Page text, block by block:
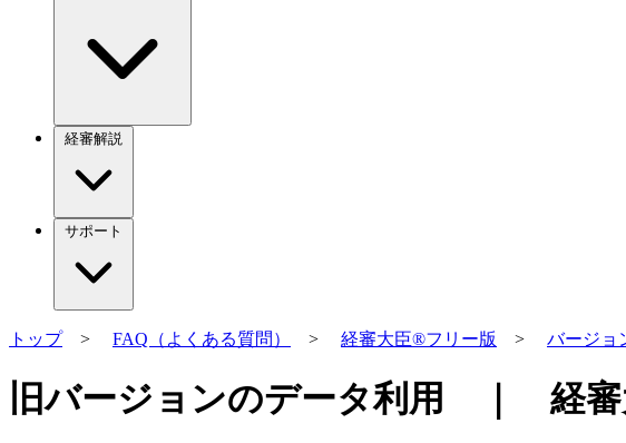
経審解説
サポート
トップ> FAQ（よくある質問） > 経審大臣®フリー版 > バージョ
旧バージョンのデータ利用 ｜ 経